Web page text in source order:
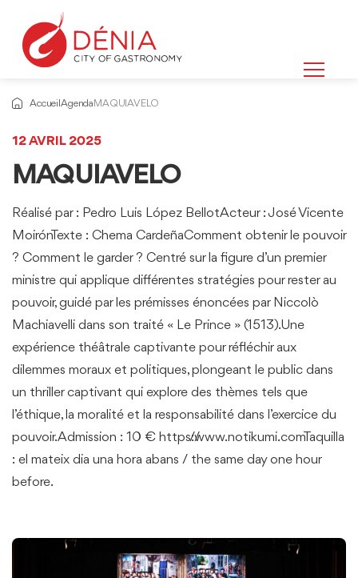
Accueil Agenda MAQUIAVELO
12 AVRIL 2025
MAQUIAVELO
Réalisé par : Pedro Luis López BellotActeur : José Vicente
MoirónTexte : Chema CardeñaComment obtenir le pouvoir
? Comment le garder ? Centré sur la figure d’un premier
ministre qui applique différentes stratégies pour rester au
pouvoir, guidé par les prémisses énoncées par Niccolò
Machiavelli dans son traité « Le Prince » (1513).Une
expérience théâtrale captivante pour réfléchir aux
dilemmes moraux et politiques, plongeant le public dans
un thriller captivant qui explore des thèmes tels que
l’éthique, la moralité et la responsabilité dans l’exercice du
pouvoir.Admission : 10 € https://www.notikumi.comTaquilla
: el mateix dia una hora abans / the same day one hour
before.